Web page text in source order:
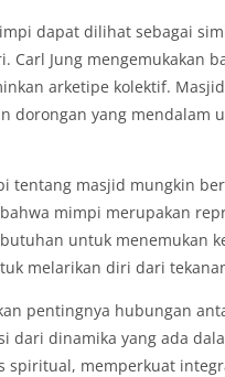
dapat dilihat sebagai
Jung mengemukakan
arketipe kolektif.
dorongan yang mendalam
tentang masjid mungkin
mimpi merupakan
untuk menemukan
melarikan diri dari
pentingnya hubungan
dari dinamika yang ada
spiritual, memperkuat